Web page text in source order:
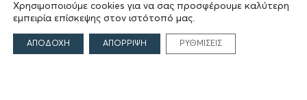
ΤΟ ΙΔΡΥΜΑ
Ιδρυτές
Χρησιμοποιούμε cookies για να σας προσφέρουμε καλύτερη
εμπειρία επίσκεψης στον ιστότοπό μας.
ΑΠΟΔΟΧΗ ΑΠΟΡΡΙΨΗ ΡΥΘΜΙΣΕΙΣ